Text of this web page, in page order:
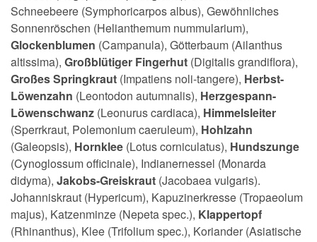
Schneebeere (Symphoricarpos albus), Gewöhnliches
Sonnenröschen (Helianthemum nummularium),
Glockenblumen (Campanula), Götterbaum (Ailanthus
altissima), Großblütiger Fingerhut (Digitalis grandiflora),
Großes Springkraut (Impatiens noli-tangere), Herbst-
Löwenzahn (Leontodon autumnalis), Herzgespann-
Löwenschwanz (Leonurus cardiaca), Himmelsleiter
(Sperrkraut, Polemonium caeruleum), Hohlzahn
(Galeopsis), Hornklee (Lotus corniculatus), Hundszunge
(Cynoglossum officinale), Indianernessel (Monarda
didyma), Jakobs-Greiskraut (Jacobaea vulgaris).
Johanniskraut (Hypericum), Kapuzinerkresse (Tropaeolum
majus), Katzenminze (Nepeta spec.), Klappertopf
(Rhinanthus), Klee (Trifolium spec.), Koriander (Asiatische